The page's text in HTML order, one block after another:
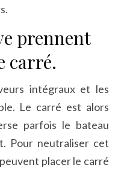
prennent
carré.
intégraux et les
Le carré est alors
parfois le bateau
Pour neutraliser cet
placer le carré